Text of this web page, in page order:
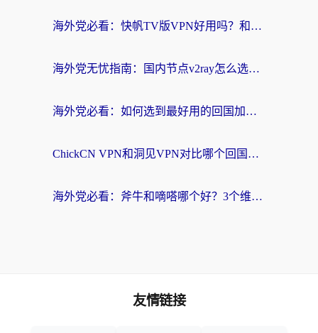
海外党必看：快帆TV版VPN好用吗？和快游VPN对比哪个回国效果更好？附实用避坑指南
海外党无忧指南：国内节点v2ray怎么选？一键回国VPN+多场景实测帮你避坑
海外党必看：如何选到最好用的回国加速器？从节点到售后的全维度指南
ChickCN VPN和洞见VPN对比哪个回国效果更好？海外党亲测3款加速器+避坑指南
海外党必看：斧牛和嘀嗒哪个好？3个维度教你选对回国加速器
友情链接